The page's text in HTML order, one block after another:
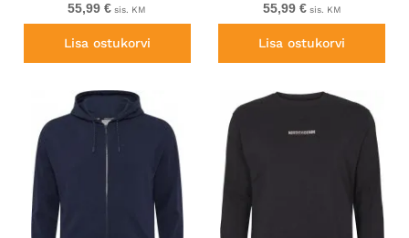
55,99 € sis. KM
Lisa ostukorvi
55,99 €sis. KM
Lisa ostukorvi